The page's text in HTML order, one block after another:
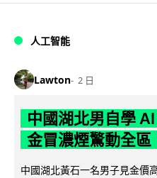
人工智能
Lawton 2 日
中國湖北男自學
金冒濃煙驚動全區
中國湖北黃石一名男子見金價